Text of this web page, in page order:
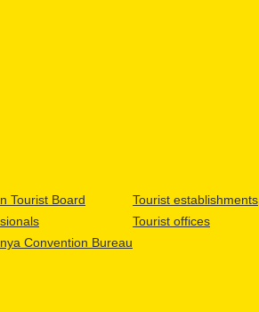
Tourist Board
Convention Bureau
Tourist establishments
Tourist offices